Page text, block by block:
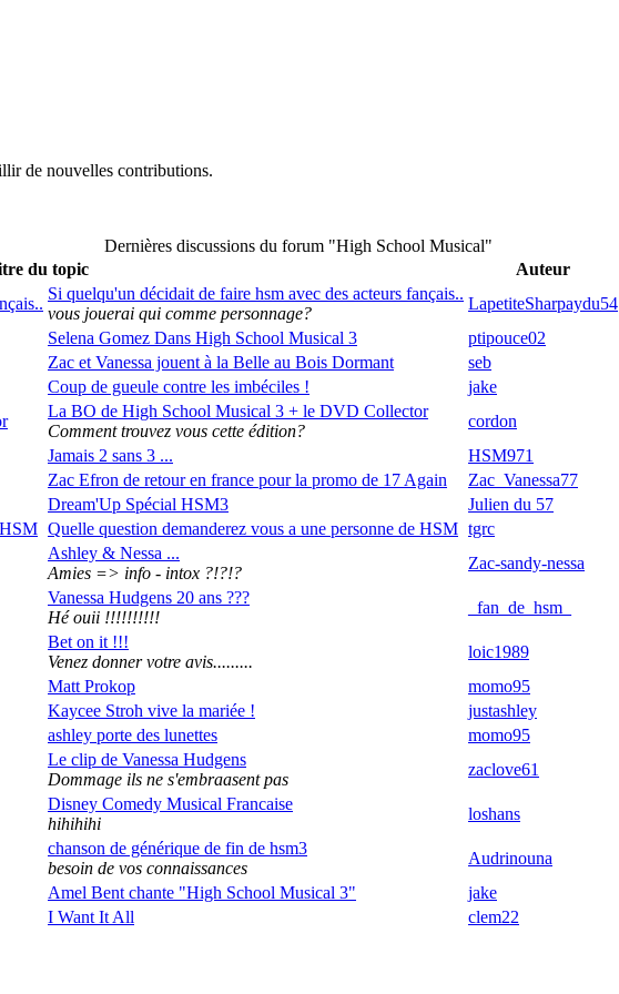
de nouvelles contributions.
Dernières discussions du forum "High School Musical"
du topic
Auteur
Si quelqu'un décidait de faire hsm avec des acteurs fançais..
vous jouerai qui comme personnage?
LapetiteSharpaydu54
Selena Gomez Dans High School Musical 3
ptipouce02
Zac et Vanessa jouent à la Belle au Bois Dormant
seb
Coup de gueule contre les imbéciles !
jake
La BO de High School Musical 3 + le DVD Collector
Comment trouvez vous cette édition?
cordon
Jamais 2 sans 3 ...
HSM971
Zac Efron de retour en france pour la promo de 17 Again
Zac_Vanessa77
Dream'Up Spécial HSM3
Julien du 57
Quelle question demanderez vous a une personne de HSM tgrc
Ashley & Nessa ...
Amies => info - intox ?!?!?
Zac-sandy-nessa
Vanessa Hudgens 20 ans ???
Hé ouii !!!!!!!!!!
_fan_de_hsm_
Bet on it !!!
Venez donner votre avis.........
loic1989
Matt Prokop
momo95
Kaycee Stroh vive la mariée !
justashley
ashley porte des lunettes
momo95
Le clip de Vanessa Hudgens
Dommage ils ne s'embraasent pas
zaclove61
Disney Comedy Musical Francaise
hihihihi
loshans
chanson de générique de fin de hsm3
besoin de vos connaissances
Audrinouna
Amel Bent chante "High School Musical 3"
jake
I Want It All
clem22